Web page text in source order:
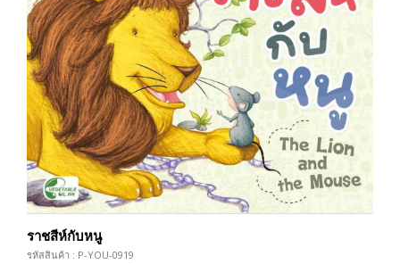
ราชสีห์กับหนู
รหัสสินค้า : P-YOU-0919